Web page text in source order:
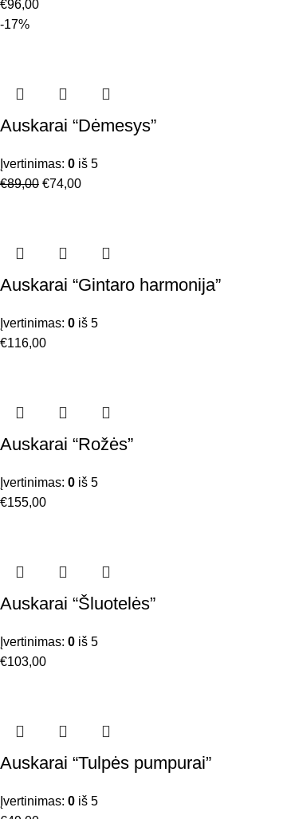
€96,00
-17%
Auskarai “Dėmesys”
Įvertinimas: 0 iš 5
€89,00 €74,00
Auskarai “Gintaro harmonija”
Įvertinimas: 0 iš 5
€116,00
Auskarai “Rožės”
Įvertinimas: 0 iš 5
€155,00
Auskarai “Šluotelės”
Įvertinimas: 0 iš 5
€103,00
Auskarai “Tulpės pumpurai”
Įvertinimas: 0 iš 5